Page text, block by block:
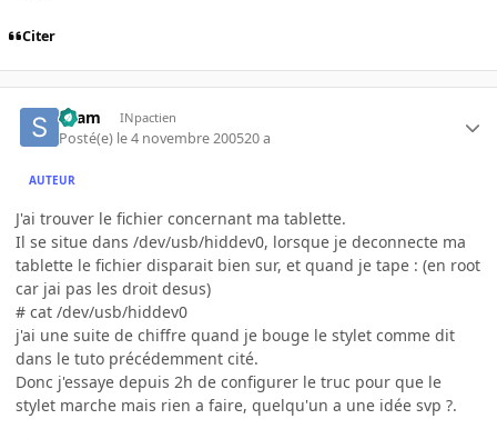
Citer
skam INpactien
Posté(e) le 4 novembre 200520 a
AUTEUR
J'ai trouver le fichier concernant ma tablette.
Il se situe dans /dev/usb/hiddev0, lorsque je deconnecte ma
tablette le fichier disparait bien sur, et quand je tape : (en root
car jai pas les droit desus)
# cat /dev/usb/hiddev0
j'ai une suite de chiffre quand je bouge le stylet comme dit
dans le tuto précédemment cité.
Donc j'essaye depuis 2h de configurer le truc pour que le
stylet marche mais rien a faire, quelqu'un a une idée svp ?.